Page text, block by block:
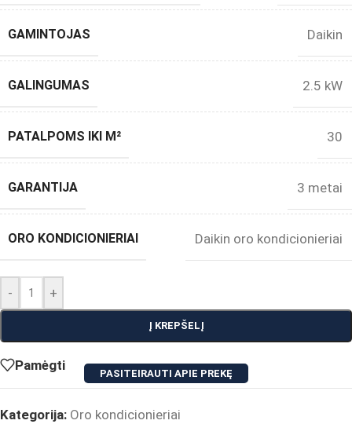
GAMINTOJAS Daikin
GALINGUMAS 2.5 kW
PATALPOMS IKI M² 30
GARANTIJA 3 metai
ORO KONDICIONIERIAI Daikin oro kondicionieriai
- +
Į KREPŠELĮ
Pamėgti
PASITEIRAUTI APIE PREKĘ
Kategorija: Oro kondicionieriai